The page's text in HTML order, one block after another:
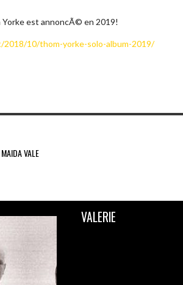
est annoncÃ© en 2019!
10/thom-yorke-solo-album-2019/
VALE
VALERIE